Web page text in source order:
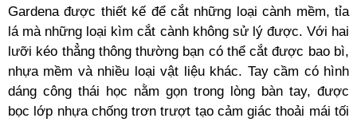
Gardena được thiết kế để cắt những loại cành mềm, tỉa
lá mà những loại kìm cắt cành không sử lý được. Với hai
lưỡi kéo thẳng thông thường bạn có thể cắt được bao bì,
nhựa mềm và nhiều loại vật liệu khác. Tay cầm có hình
dáng công thái học nằm gọn trong lòng bàn tay, được
bọc lớp nhựa chống trơn trượt tạo cảm giác thoải mái tối